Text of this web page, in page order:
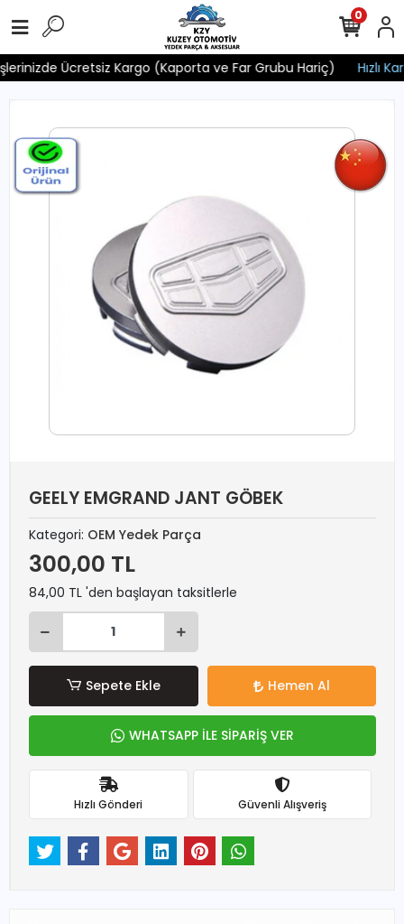
Ücretsiz Kargo (Kaporta ve Far Grubu Hariç) Hızlı
0
GEELY EMGRAND JANT GÖBEK
Kategori: OEM Yedek Parça
300,00 TL
84,00 TL 'den başlayan taksitlerle
Sepete Ekle Hemen Al
WHATSAPP İLE SİPARİŞ VER
Hızlı Gönderi Güvenli Alışveriş